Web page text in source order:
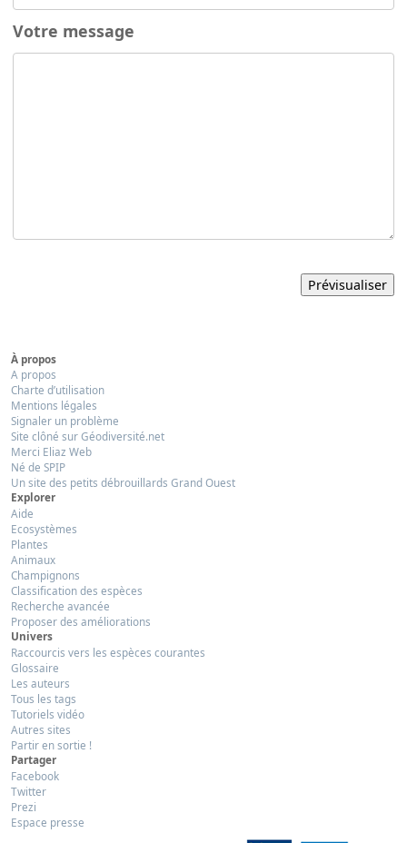
Votre message
À propos
A propos
Charte d’utilisation
Mentions légales
Signaler un problème
Site clôné sur Géodiversité.net
Merci Eliaz Web
Né de SPIP
Un site des petits débrouillards Grand Ouest
Explorer
Aide
Ecosystèmes
Plantes
Animaux
Champignons
Classification des espèces
Recherche avancée
Proposer des améliorations
Univers
Raccourcis vers les espèces courantes
Glossaire
Les auteurs
Tous les tags
Tutoriels vidéo
Autres sites
Partir en sortie !
Partager
Facebook
Twitter
Prezi
Espace presse